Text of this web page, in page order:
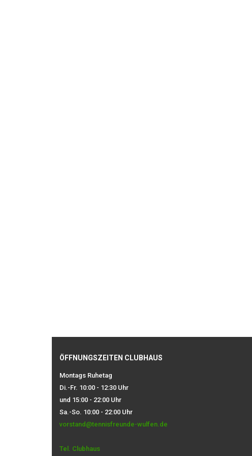
ÖFFNUNGSZEITEN CLUBHAUS
Montags Ruhetag
Di.-Fr. 10:00 - 12:30 Uhr
und 15:00 - 22:00 Uhr
Sa.-So. 10:00 - 22:00 Uhr
vorstand@tennisfreunde-wulfen.de
Tel. Clubhaus